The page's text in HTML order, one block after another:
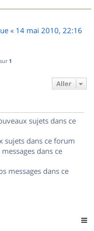
« 14 mai 2010, 22:16
sur 1
Aller
sujets dans ce
sujets dans ce forum
dans ce
messages dans ce